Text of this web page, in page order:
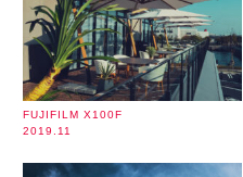
FUJIFILM X100F
2019.11